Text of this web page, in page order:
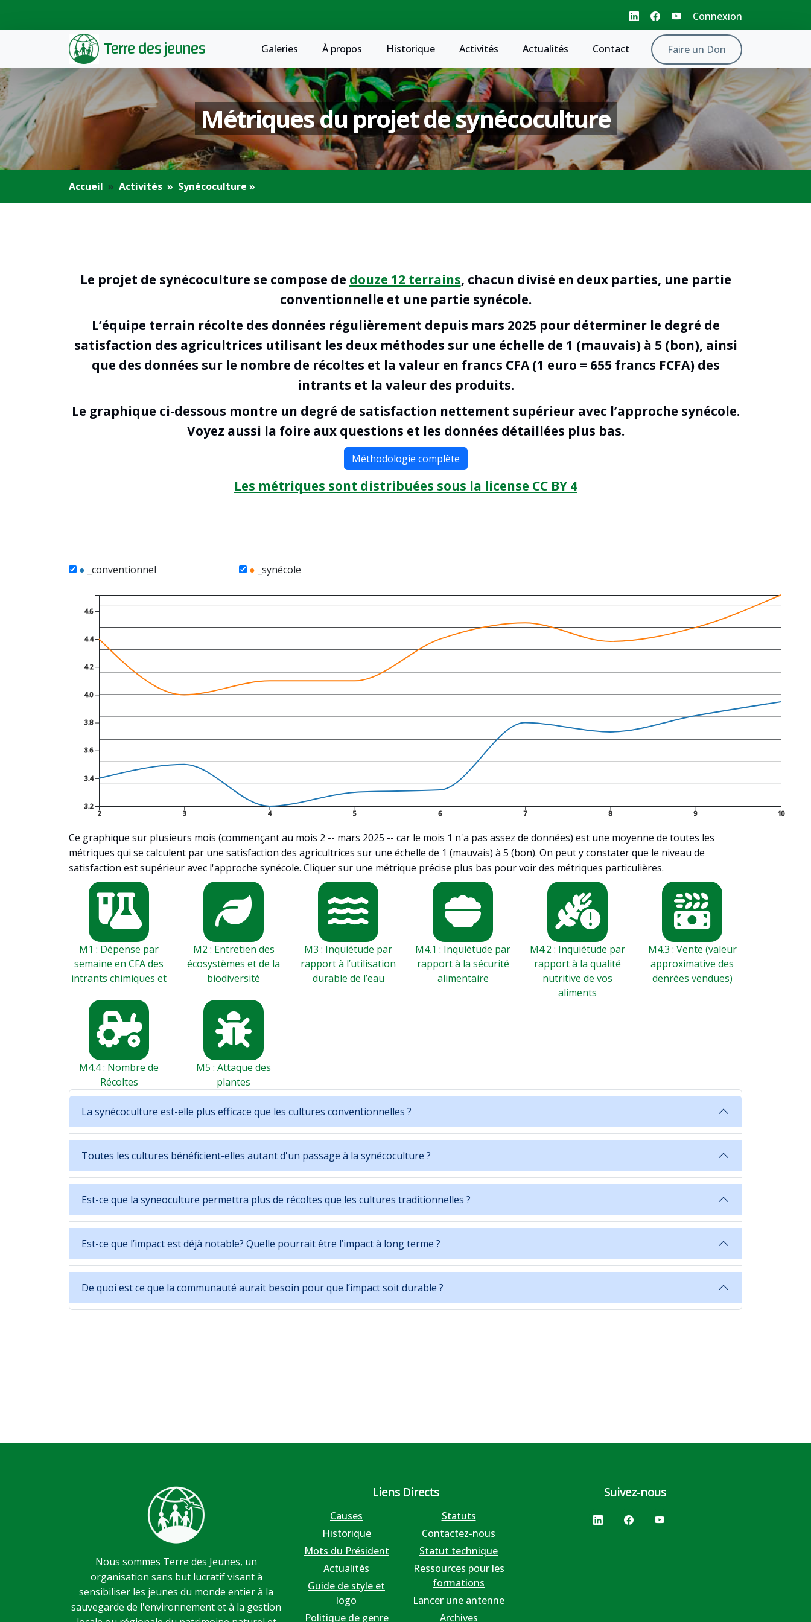
Connexion
Terre des jeunes Galeries À propos Historique Activités Actualités Contact Faire un Don
Métriques du projet de synécoculture
Accueil Activités Synécoculture
Le projet de synécoculture se compose de douze 12 terrains, chacun divisé en deux parties, une partie
conventionnelle et une partie synécole.
L’équipe terrain récolte des données régulièrement depuis mars 2025 pour déterminer le degré de
satisfaction des agricultrices utilisant les deux méthodes sur une échelle de 1 (mauvais) à 5 (bon), ainsi
que des données sur le nombre de récoltes et la valeur en francs CFA (1 euro = 655 francs FCFA) des
intrants et la valeur des produits.
Le graphique ci-dessous montre un degré de satisfaction nettement supérieur avec l’approche synécole.
Voyez aussi la foire aux questions et les données détaillées plus bas.
Méthodologie complète
Les métriques sont distribuées sous la license CC BY 4
● _conventionnel ● _synécole
2 3 4 5 6 7 8 9 10
3.2
3.4
3.6
3.8
4.0
4.2
4.4
4.6
Ce graphique sur plusieurs mois (commençant au mois 2 -- mars 2025 -- car le mois 1 n'a pas assez de données) est une moyenne de toutes les
métriques qui se calculent par une satisfaction des agricultrices sur une échelle de 1 (mauvais) à 5 (bon). On peut y constater que le niveau de
satisfaction est supérieur avec l'approche synécole. Cliquer sur une métrique précise plus bas pour voir des métriques particulières.
M1 : Dépense par
semaine en CFA des
intrants chimiques et
M2 : Entretien des
écosystèmes et de la
biodiversité
M3 : Inquiétude par
rapport à l’utilisation
durable de l’eau
M4.1 : Inquiétude par
rapport à la sécurité
alimentaire
M4.2 : Inquiétude par
rapport à la qualité
nutritive de vos
aliments
M4.3 : Vente (valeur
approximative des
denrées vendues)
M4.4 : Nombre de
Récoltes
M5 : Attaque des
plantes
La synécoculture est-elle plus efficace que les cultures conventionnelles ?
Toutes les cultures bénéficient-elles autant d'un passage à la synécoculture ?
Est-ce que la syneoculture permettra plus de récoltes que les cultures traditionnelles ?
Est-ce que l’impact est déjà notable? Quelle pourrait être l’impact à long terme ?
De quoi est ce que la communauté aurait besoin pour que l’impact soit durable ?
Nous sommes Terre des Jeunes, un
organisation sans but lucratif visant à
sensibiliser les jeunes du monde entier à la
sauvegarde de l'environnement et à la gestion
Liens Directs
Causes
Historique
Mots du Président
Actualités
Guide de style et
logo
Politique de genre
Statuts
Contactez-nous
Statut technique
Ressources pour les
formations
Lancer une antenne
Archives
Suivez-nous